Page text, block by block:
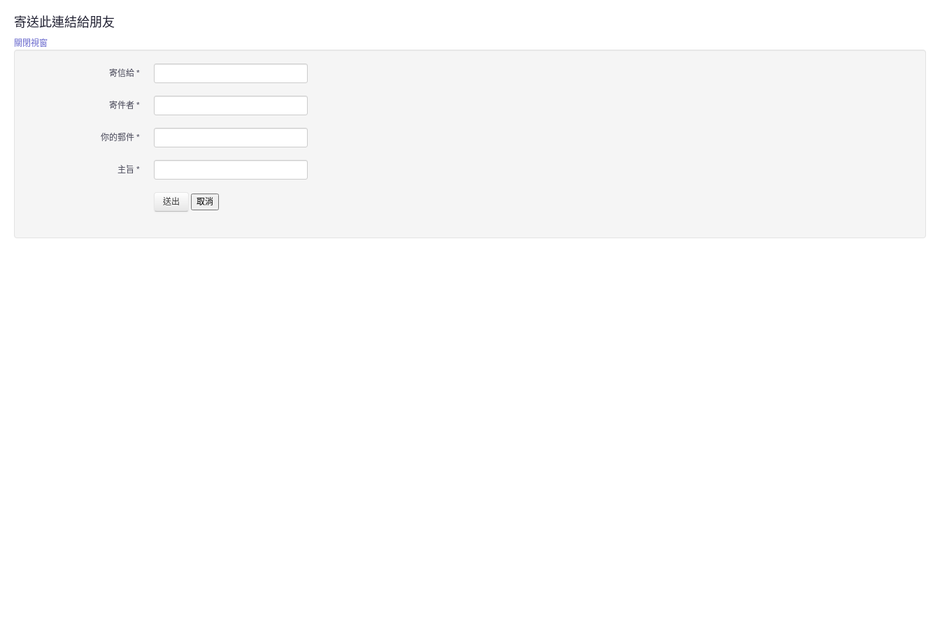
寄送此連結給朋友
關閉視窗
寄信給 *
寄件者 *
你的郵件 *
主旨 *
送出 取消